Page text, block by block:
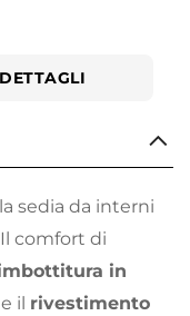
DETTAGLI
sedia da interni
comfort di
in
il rivestimento